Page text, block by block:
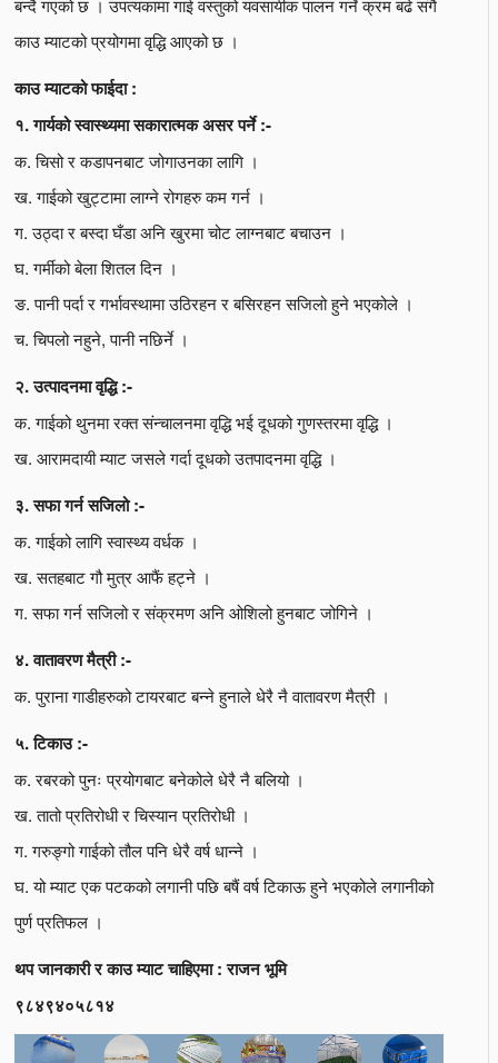
काउ म्याटको प्रयोगमा वृद्धि आएको छ ।
काउ म्याटको फाईदा :
१. गार्यको स्वास्थ्यमा सकारात्मक असर पर्ने :-
क. चिसो र कडापनबाट जोगाउनका लागि ।
ख. गाईको खुट्टामा लाग्ने रोगहरु कम गर्न ।
ग. उठ्दा र बस्दा घँडा अनि खुरमा चोट लाग्नबाट बचाउन ।
घ. गर्मीको बेला शितल दिन ।
ङ. पानी पर्दा र गर्भावस्थामा उठिरहन र बसिरहन सजिलो हुने भएकोले ।
च. चिपलो नहुने, पानी नछिर्ने ।
२. उत्पादनमा वृद्धि :-
क. गाईको थुनमा रक्त संन्चालनमा वृद्धि भई दूधको गुणस्तरमा वृद्धि ।
ख. आरामदायी म्याट जसले गर्दा दूधको उतपादनमा वृद्धि ।
३. सफा गर्न सजिलो :-
क. गाईको लागि स्वास्थ्य वर्धक ।
ख. सतहबाट गौ मुत्र आफैं हट्ने ।
ग. सफा गर्न सजिलो र संक्रमण अनि ओशिलो हुनबाट जोगिने ।
४. वातावरण मैत्री :-
क. पुराना गाडीहरुको टायरबाट बन्ने हुनाले धेरै नै वातावरण मैत्री ।
५. टिकाउ :-
क. रबरको पुनः प्रयोगबाट बनेकोले धेरै नै बलियो ।
ख. तातो प्रतिरोधी र चिस्यान प्रतिरोधी ।
ग. गरुङ्गो गाईको तौल पनि धेरै वर्ष धान्ने ।
घ. यो म्याट एक पटकको लगानी पछि बषैं वर्ष टिकाऊ हुने भएकोले लगानीको
पुर्ण प्रतिफल ।
थप जानकारी र काउ म्याट चाहिएमा : राजन भूमि
९८४९४०५८१४